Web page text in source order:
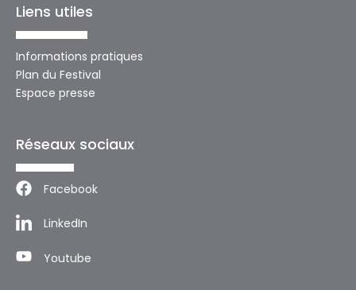
Liens utiles
Informations pratiques
Plan du Festival
Espace presse
Réseaux sociaux
Facebook
LinkedIn
Youtube